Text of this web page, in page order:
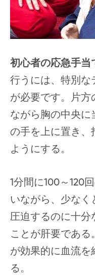
初心者の応急手当
行うには、特別な
が必要です。片方
ながら胸の中央に
の手を上に置き、
ようにする。
1分間に100～120
いながら、少なく
圧迫するのに十分
ことが肝要である
が効果的に血流を
る。